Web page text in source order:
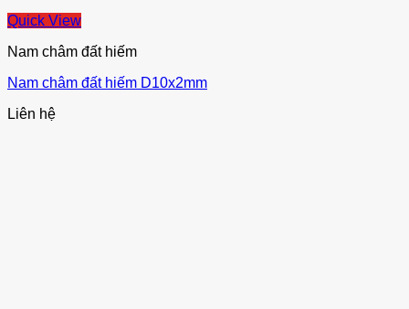
Quick View
Nam châm đất hiếm
Nam châm đất hiếm D10x2mm
Liên hệ